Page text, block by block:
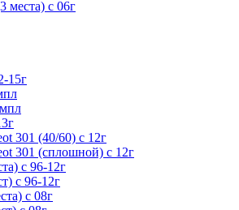
места) с 06г
15г
301 (40/60) с 12г
301 (сплошной) с 12г
с 96-12г
с 96-12г
с 08г